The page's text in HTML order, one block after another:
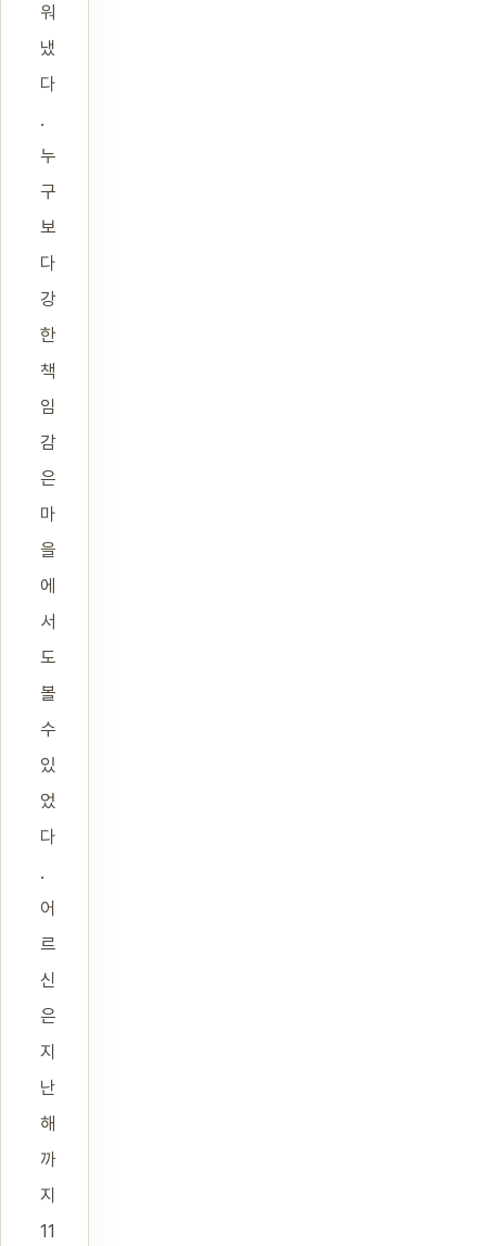
워
냈
다
.
누
구
보
다
강
한
책
임
감
은
마
을
에
서
도
볼
수
있
었
다
.
어
르
신
은
지
난
해
까
지
11